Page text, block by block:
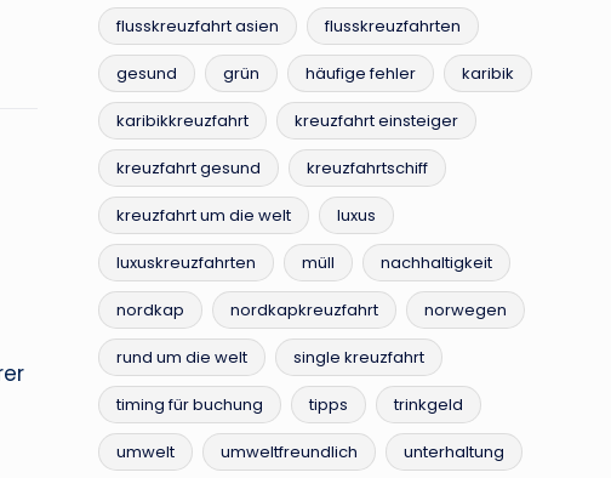
flusskreuzfahrt asien flusskreuzfahrten
gesund grün häufige fehler karibik
karibikkreuzfahrt kreuzfahrt einsteiger
kreuzfahrt gesund kreuzfahrtschiff
kreuzfahrt um die welt luxus
luxuskreuzfahrten müll nachhaltigkeit
nordkap nordkapkreuzfahrt norwegen
rund um die welt single kreuzfahrt
timing für buchung tipps trinkgeld
umwelt umweltfreundlich unterhaltung